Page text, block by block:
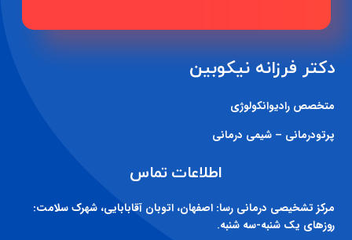
دکتر فرزانه نیکوبین
پرتودرمانی – شیمی درمانی
روزهای یک شنبه-سه شنبه.
شماره تماس:
03135548061
بیمارستان میلاد:اصفهان ، شهرک ولی عصر: روزهای شنبه – دوشنبه